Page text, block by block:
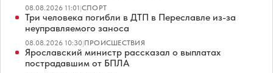
08.08.2026 11:01|СПОРТ
Три человека погибли в ДТП в Переславле из-за
неуправляемого заноса
08.08.2026 10:30|ПРОИСШЕСТВИЯ
Ярославский министр рассказал о выплатах
пострадавшим от БПЛА